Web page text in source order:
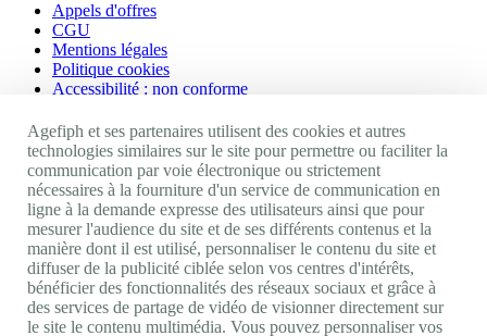
Appels d'offres
CGU
Mentions légales
Politique cookies
Accessibilité : non conforme
Nos autres sites
Site portail Agefiph
Activateur de progrès
Handinnov
Innovation et recherche
Université du RRH
Service AppuiPro
Nous suivre
Agefiph et ses partenaires utilisent des cookies et autres
technologies similaires sur le site pour permettre ou faciliter la
communication par voie électronique ou strictement
nécessaires à la fourniture d'un service de communication en
ligne à la demande expresse des utilisateurs ainsi que pour
mesurer l'audience du site et de ses différents contenus et la
manière dont il est utilisé, personnaliser le contenu du site et
diffuser de la publicité ciblée selon vos centres d'intérêts,
bénéficier des fonctionnalités des réseaux sociaux et grâce à
des services de partage de vidéo de visionner directement sur
le site le contenu multimédia. Vous pouvez personnaliser vos